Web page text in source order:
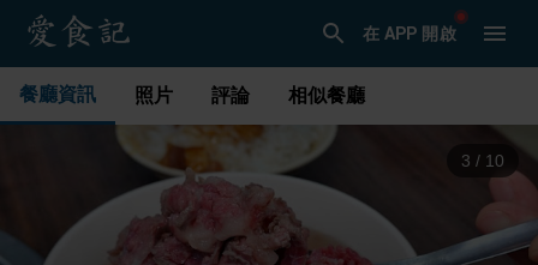
在 APP 開啟
餐廳資訊 照片 評論 相似餐廳
3 / 10